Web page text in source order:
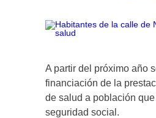
A partir del próximo año
financiación de la
de salud a población
seguridad social.